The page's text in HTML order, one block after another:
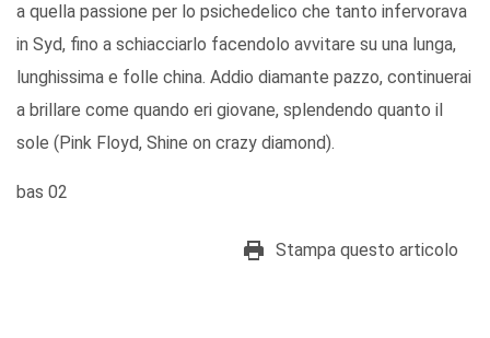
a quella passione per lo psichedelico che tanto infervorava
in Syd, fino a schiacciarlo facendolo avvitare su una lunga,
lunghissima e folle china. Addio diamante pazzo, continuerai
a brillare come quando eri giovane, splendendo quanto il
sole (Pink Floyd, Shine on crazy diamond).
bas 02
Stampa questo articolo